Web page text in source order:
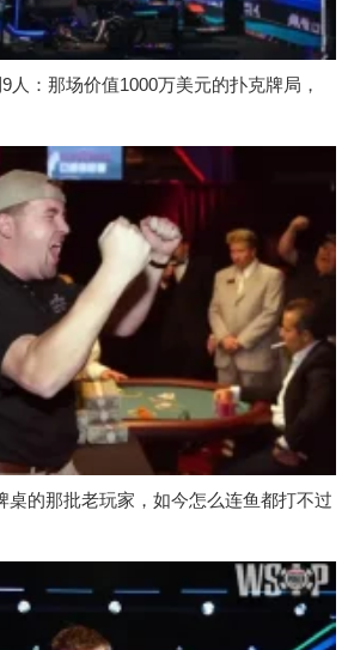
人：那场价值1000万美元的扑克牌局，
桌的那批老玩家，如今怎么连鱼都打不过